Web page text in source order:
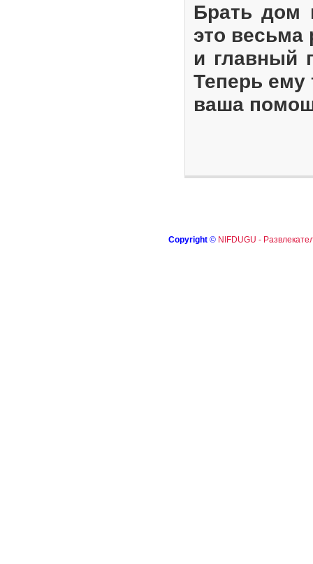
Брать дом
это весьма
и главный
Теперь ему
ваша
Copyright © NIFDUGU -